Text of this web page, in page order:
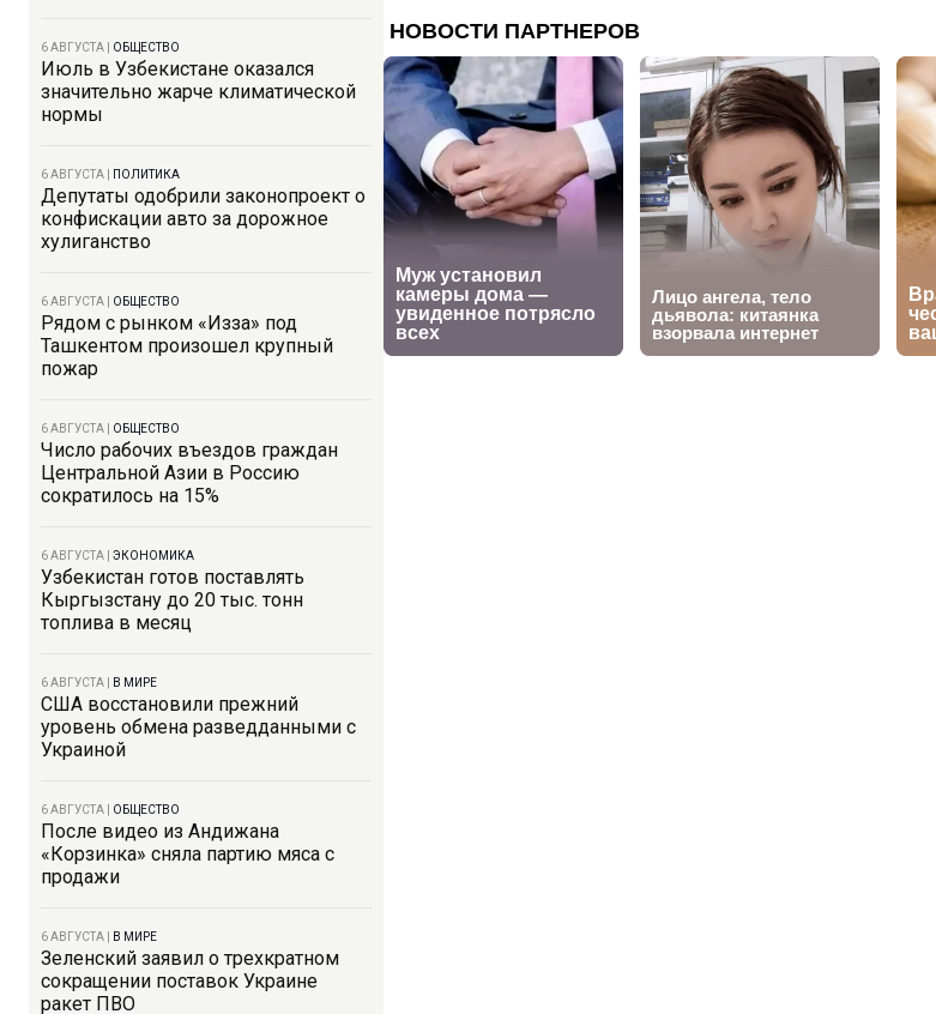
6 АВГУСТА ОБЩЕСТВО
Июль в Узбекистане оказался
значительно жарче климатической
нормы
6 АВГУСТА ПОЛИТИКА
Депутаты одобрили законопроект о
конфискации авто за дорожное
хулиганство
6 АВГУСТА ОБЩЕСТВО
Рядом с рынком «Изза» под
Ташкентом произошел крупный
пожар
6 АВГУСТА ОБЩЕСТВО
Число рабочих въездов граждан
Центральной Азии в Россию
сократилось на 15%
6 АВГУСТА ЭКОНОМИКА
Узбекистан готов поставлять
Кыргызстану до 20 тыс. тонн
топлива в месяц
6 АВГУСТА В МИРЕ
США восстановили прежний
уровень обмена разведданными с
Украиной
6 АВГУСТА ОБЩЕСТВО
После видео из Андижана
«Корзинка» сняла партию мяса с
продажи
6 АВГУСТА В МИРЕ
Зеленский заявил о трехкратном
сокращении поставок Украине
ракет ПВО